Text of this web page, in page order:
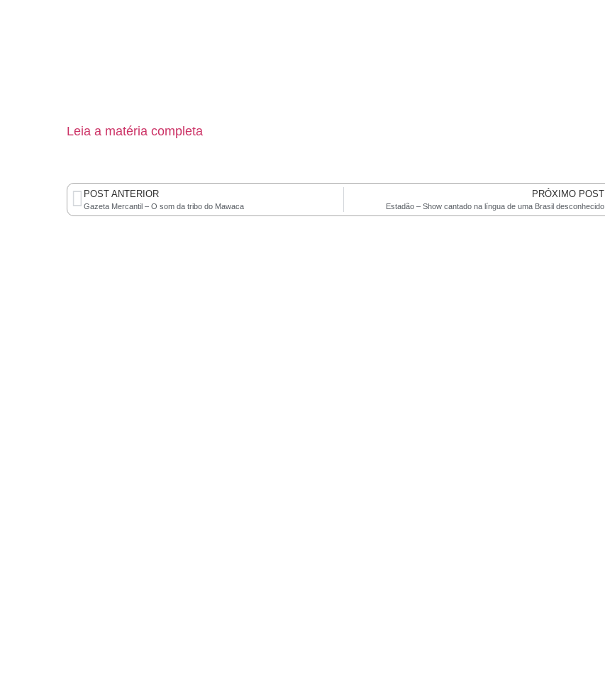
Leia a matéria completa
POST ANTERIOR
Gazeta Mercantil – O som da tribo do Mawaca
PRÓXIMO POST
Estadão – Show cantado na língua de uma Brasil desconhecido